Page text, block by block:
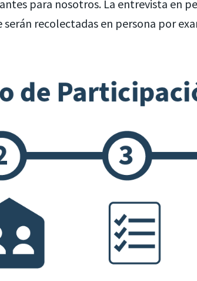
para nosotros. La entrevista en
recolectadas en persona por